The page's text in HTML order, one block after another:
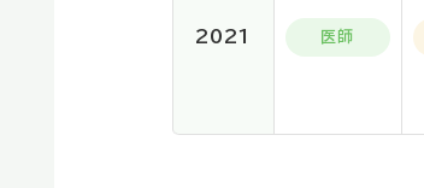
2021 医師